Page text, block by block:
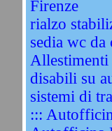
Firenze
rialzo
sedia wc da
disabili su
sistemi di
:::